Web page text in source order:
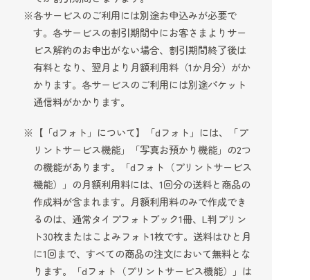
各サービスのご利用には別途お申込みが必要で
す。各サービスの割引期間中にお客さまよりサー
ビス解約のお申出がない場合、割引期間終了後は
有料となり、翌月より月額利用料（1か月分）がか
かります。各サービスのご利用には別途パケット
通信料がかかります。
【「dフォト」について】「dフォト」には、「プ
リントサービス機能」「写真お預かり機能」の2つ
の機能があります。「dフォト（プリントサービス
機能）」の月額利用料には、1回分の送料と商品の
作成料が含まれます。月額利用料のみで作成でき
るのは、通常タイプフォトブック1冊、L判プリン
ト30枚またはこよみフォト1枚です。送料はひと月
に1回まで、すべての商品の注文において無料とな
ります。「dフォト（プリントサービス機能）」は